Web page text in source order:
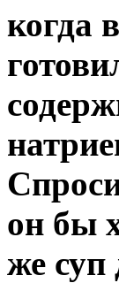
когда
он бы
же суп